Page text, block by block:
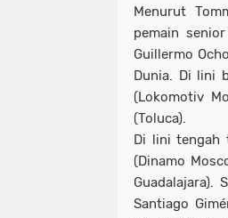
Menurut
pemain
Guillermo
Dunia. Di lini
(Lokomotiv
(Toluca).
Di lini tengah
(Dinamo
Guadalajara).
Santiago